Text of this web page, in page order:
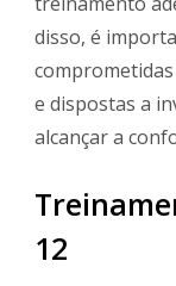
disso, é
e dispostas a
alcançar a
12